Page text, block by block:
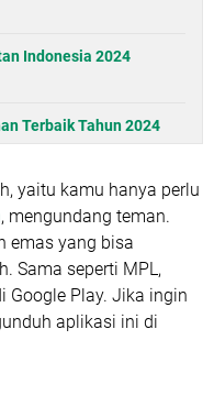
Indonesia 2024
Terbaik Tahun 2024
yaitu kamu hanya perlu
, mengundang teman.
emas yang bisa
Sama seperti MPL,
Google Play. Jika ingin
aplikasi ini di